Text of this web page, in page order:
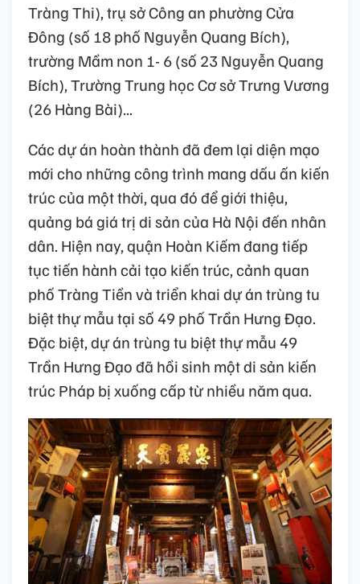
Tràng Thi), trụ sở Công an phường Cửa
Đông (số 18 phố Nguyễn Quang Bích),
trường Mầm non 1- 6 (số 23 Nguyễn Quang
Bích), Trường Trung học Cơ sở Trưng Vương
(26 Hàng Bài)...
Các dự án hoàn thành đã đem lại diện mạo
mới cho những công trình mang dấu ấn kiến
trúc của một thời, qua đó để giới thiệu,
quảng bá giá trị di sản của Hà Nội đến nhân
dân. Hiện nay, quận Hoàn Kiếm đang tiếp
tục tiến hành cải tạo kiến trúc, cảnh quan
phố Tràng Tiền và triển khai dự án trùng tu
biệt thự mẫu tại số 49 phố Trần Hưng Đạo.
Đặc biệt, dự án trùng tu biệt thự mẫu 49
Trần Hưng Đạo đã hồi sinh một di sản kiến
trúc Pháp bị xuống cấp từ nhiều năm qua.